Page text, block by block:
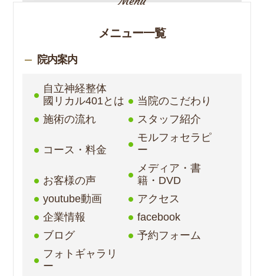
メニュー一覧
院内案内
自立神経整体
國リカル401とは
当院のこだわり
施術の流れ
スタッフ紹介
コース・料金
モルフォセラピ
ー
お客様の声
メディア・書
籍・DVD
youtube動画
アクセス
企業情報
facebook
ブログ
予約フォーム
フォトギャラリ
ー